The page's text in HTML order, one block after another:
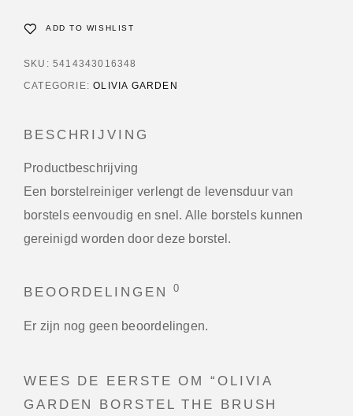
ADD TO WISHLIST
SKU: 5414343016348
CATEGORIE:OLIVIA GARDEN
BESCHRIJVING
Productbeschrijving
Een borstelreiniger verlengt de levensduur van
borstels eenvoudig en snel. Alle borstels kunnen
gereinigd worden door deze borstel.
BEOORDELINGEN0
Er zijn nog geen beoordelingen.
WEES DE EERSTE OM “OLIVIA
GARDEN BORSTEL THE BRUSH